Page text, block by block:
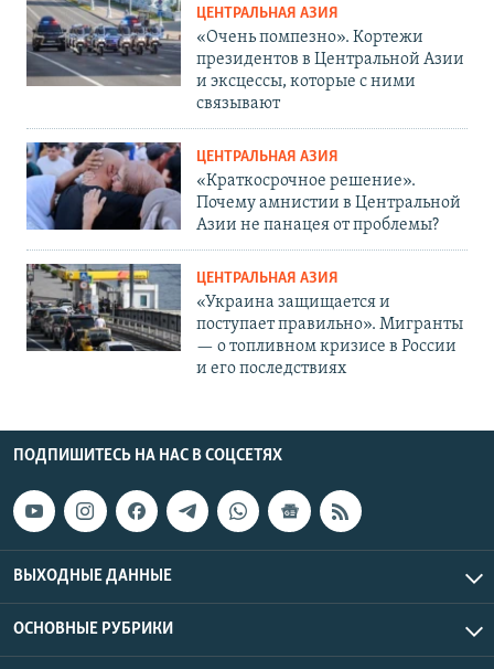
ЦЕНТРАЛЬНАЯ АЗИЯ
«Очень помпезно». Кортежи
президентов в Центральной Азии
и эксцессы, которые с ними
связывают
ЦЕНТРАЛЬНАЯ АЗИЯ
«Краткосрочное решение».
Почему амнистии в Центральной
Азии не панацея от проблемы?
ЦЕНТРАЛЬНАЯ АЗИЯ
«Украина защищается и
поступает правильно». Мигранты
— о топливном кризисе в России
и его последствиях
ПОДПИШИТЕСЬ НА НАС В СОЦСЕТЯХ
ВЫХОДНЫЕ ДАННЫЕ
ОСНОВНЫЕ РУБРИКИ